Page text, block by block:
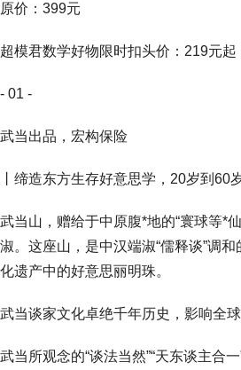
原价：399元
超模君数学好物限时扣头价：219元起
- 01 -
武当出品，宏构保险
丨缔造东方生存好意思学，20岁到60
武当山，赠给于中原腹*地的“寰球等*
淑。这座山，是中汉端淑“儒释谈”调
化遗产中的好意思丽明珠。
武当谈家文化卓绝千年历史，影响全
武当所观念的“谈法当然”“天东谈主合